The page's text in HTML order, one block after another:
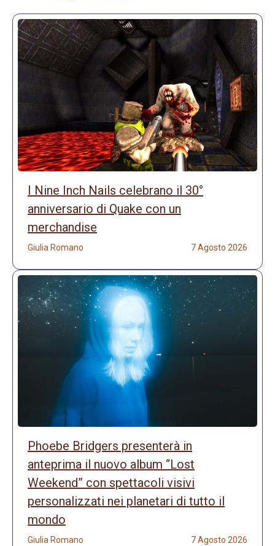
I Nine Inch Nails celebrano il 30°
anniversario di Quake con un
merchandise
Giulia Romano 7 Agosto 2026
Phoebe Bridgers presenterà in
anteprima il nuovo album “Lost
Weekend” con spettacoli visivi
personalizzati nei planetari di tutto il
mondo
Giulia Romano 7 Agosto 2026